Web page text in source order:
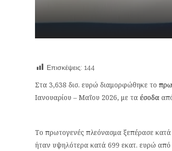
Επισκέψεις: 144
Στα 3,638 δισ. ευρώ διαμορφώθηκε το
Ιανουαρίου – Μαΐου 2026, με τα έσοδα
Το πρωτογενές πλεόνασμα ξεπέρασε
ήταν υψηλότερα κατά 699 εκατ. ευρώ από